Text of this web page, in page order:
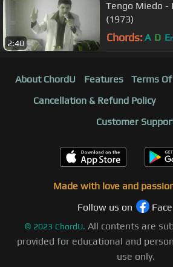
2:40
Tengo Miedo -
(1973)
Chords: A D E
About ChordU Features Terms
Cancellation & Refund Policy
Customer
Made with love and
Follow us on
© 2023 ChordU. All contents are
provided for educational and
use only.